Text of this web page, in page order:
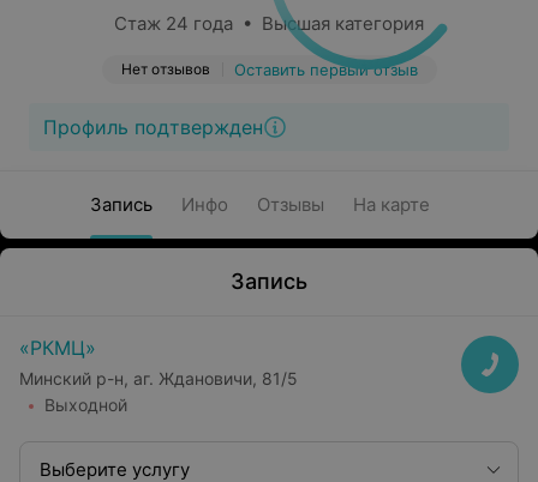
Стаж 24 года • Высшая категория
Нет отзывов Оставить первый отзыв
Профиль подтвержден
Запись Инфо Отзывы На карте
Запись
«РКМЦ»
Минский р-н, аг. Ждановичи, 81/5
Выходной
Выберите услугу